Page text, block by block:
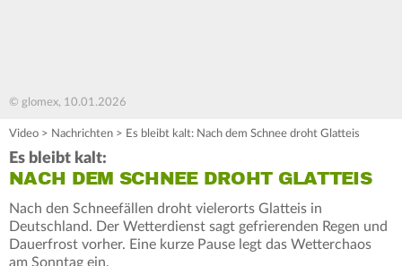
© glomex, 10.01.2026
Video > Nachrichten > Es bleibt kalt: Nach dem Schnee droht Glatteis
Es bleibt kalt:
NACH DEM SCHNEE DROHT GLATTEIS
Nach den Schneefällen droht vielerorts Glatteis in
Deutschland. Der Wetterdienst sagt gefrierenden Regen und
Dauerfrost vorher. Eine kurze Pause legt das Wetterchaos
am Sonntag ein.